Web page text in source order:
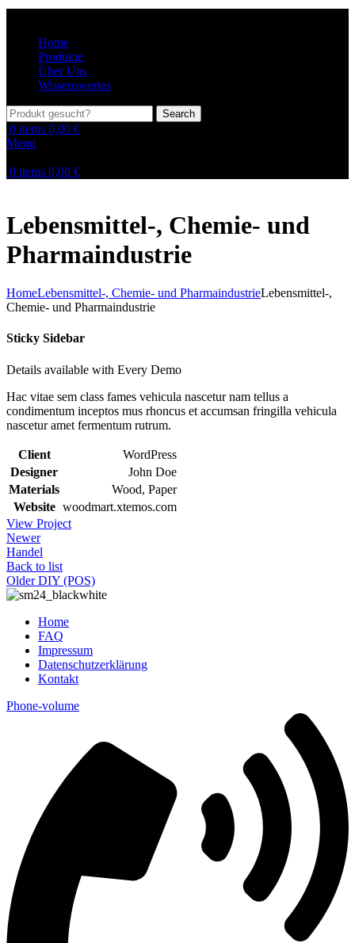
Home
Produkte
Über Uns
Wissenswertes
Search
0 items 0,00 €
Menu
0 items 0,00 €
Lebensmittel-, Chemie- und
Pharmaindustrie
HomeLebensmittel-, Chemie- und PharmaindustrieLebensmittel-,
Chemie- und Pharmaindustrie
Sticky Sidebar
Details available with Every Demo
Hac vitae sem class fames vehicula nascetur nam tellus a
condimentum inceptos mus rhoncus et accumsan fringilla vehicula
nascetur amet fermentum rutrum.
Client
WordPress
Designer
John Doe
Materials
Wood, Paper
Website woodmart.xtemos.com
View Project
Newer
Handel
Back to list
Older DIY (POS)
Home
FAQ
Impressum
Datenschutzerklärung
Kontakt
Phone-volume